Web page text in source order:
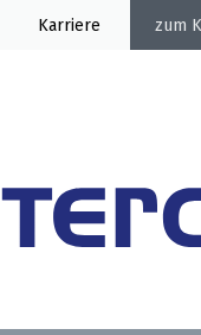
Karriere